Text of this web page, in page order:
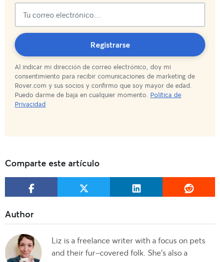
Al indicar mi dirección de correo electrónico, doy mi
consentimiento para recibir comunicaciones de marketing de
Rover.com y sus socios y confirmo que soy mayor de edad.
Puedo darme de baja en cualquier momento. Política de
Privacidad
Registrarse
¡Suscripción
completada!
Comparte este artículo
Liz is a freelance writer with a focus on pets
and their fur-covered folk. She’s also a